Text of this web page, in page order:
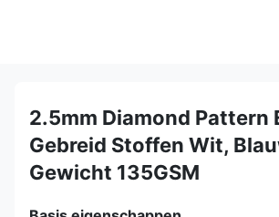
2.5mm Diamond Pattern
Gebreid Stoffen Wit,
Gewicht 135GSM